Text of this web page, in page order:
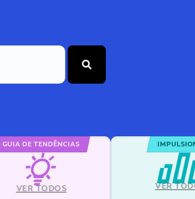
GUIA DE TENDÊNCIAS
VER TODOS VER